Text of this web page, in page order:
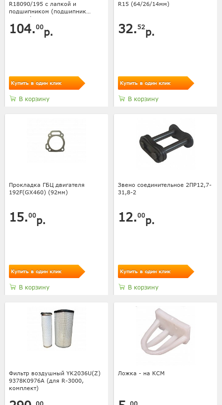
R18090/195 с лапкой и
подшипником (подшипник
688808)
104.00р.
Купить в один клик
В корзину
R15 (64/26/14мм)
32. 52р.
Купить в один клик
В корзину
Прокладка ГБЦ двигателя
192F(GX460) (92мм)
15.00р.
Купить в один клик
В корзину
Звено соединительное 2ПР12,7-
31,8-2
12.00р.
Купить в один клик
В корзину
Фильтр воздушный YK2036U(Z)
9378K0976A (для R-3000,
комплект)
00
Ложка - на КСМ
00